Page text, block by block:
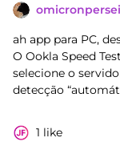
ah app para PC,
O Ookla Speed
selecione o
detecção
1 like